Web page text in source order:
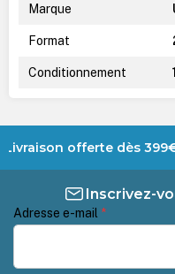
Marque
Format
Conditionnement
Livraison offerte dès
Inscrivez-
Adresse e-mail *